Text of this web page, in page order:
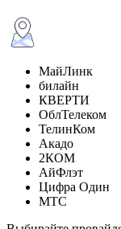
МайЛинк
билайн
КВЕРТИ
ОблТелеком
ТелинКом
Акадо
2КОМ
АйФлэт
Цифра Один
МТС